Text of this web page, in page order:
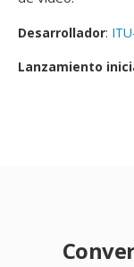
Desarrollador:
Lanzamiento